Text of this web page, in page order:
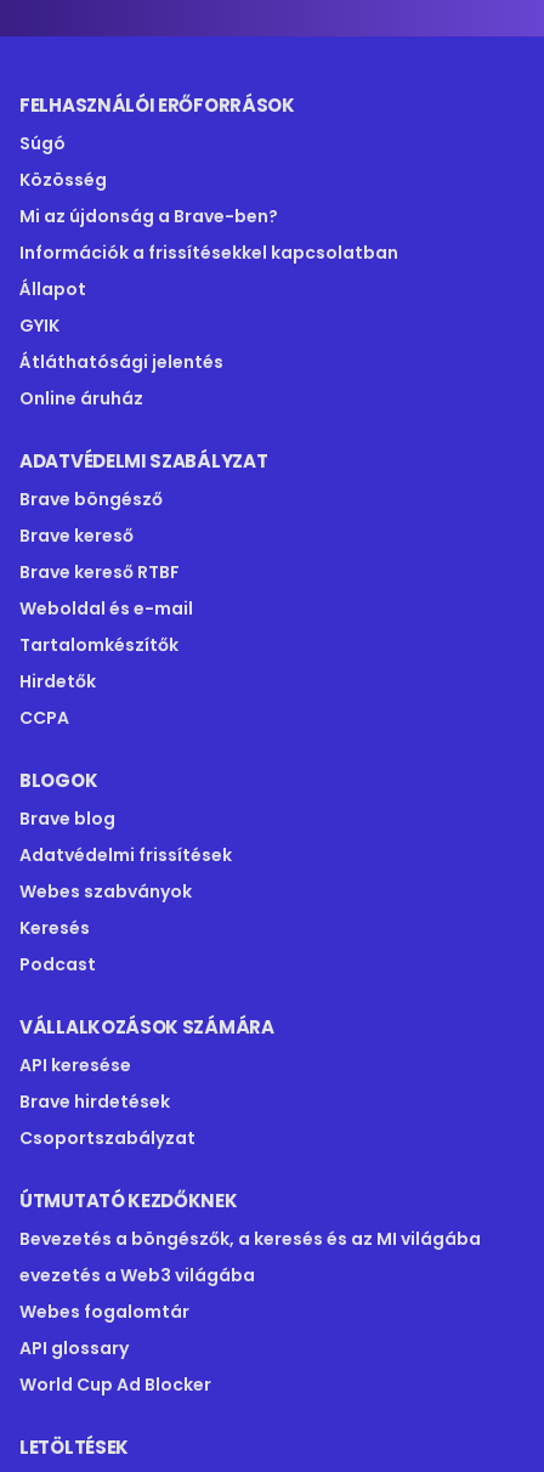
FELHASZNÁLÓI ERŐFORRÁSOK
Súgó
Közösség
Mi az újdonság a Brave-ben?
Információk a frissítésekkel kapcsolatban
Állapot
GYIK
Átláthatósági jelentés
Online áruház
ADATVÉDELMI SZABÁLYZAT
Brave böngésző
Brave kereső
Brave kereső RTBF
Weboldal és e-mail
Tartalomkészítők
Hirdetők
CCPA
BLOGOK
Brave blog
Adatvédelmi frissítések
Webes szabványok
Keresés
Podcast
VÁLLALKOZÁSOK SZÁMÁRA
API keresése
Brave hirdetések
Csoportszabályzat
ÚTMUTATÓ KEZDŐKNEK
Bevezetés a böngészők, a keresés és az MI világába
evezetés a Web3 világába
Webes fogalomtár
API glossary
World Cup Ad Blocker
LETÖLTÉSEK